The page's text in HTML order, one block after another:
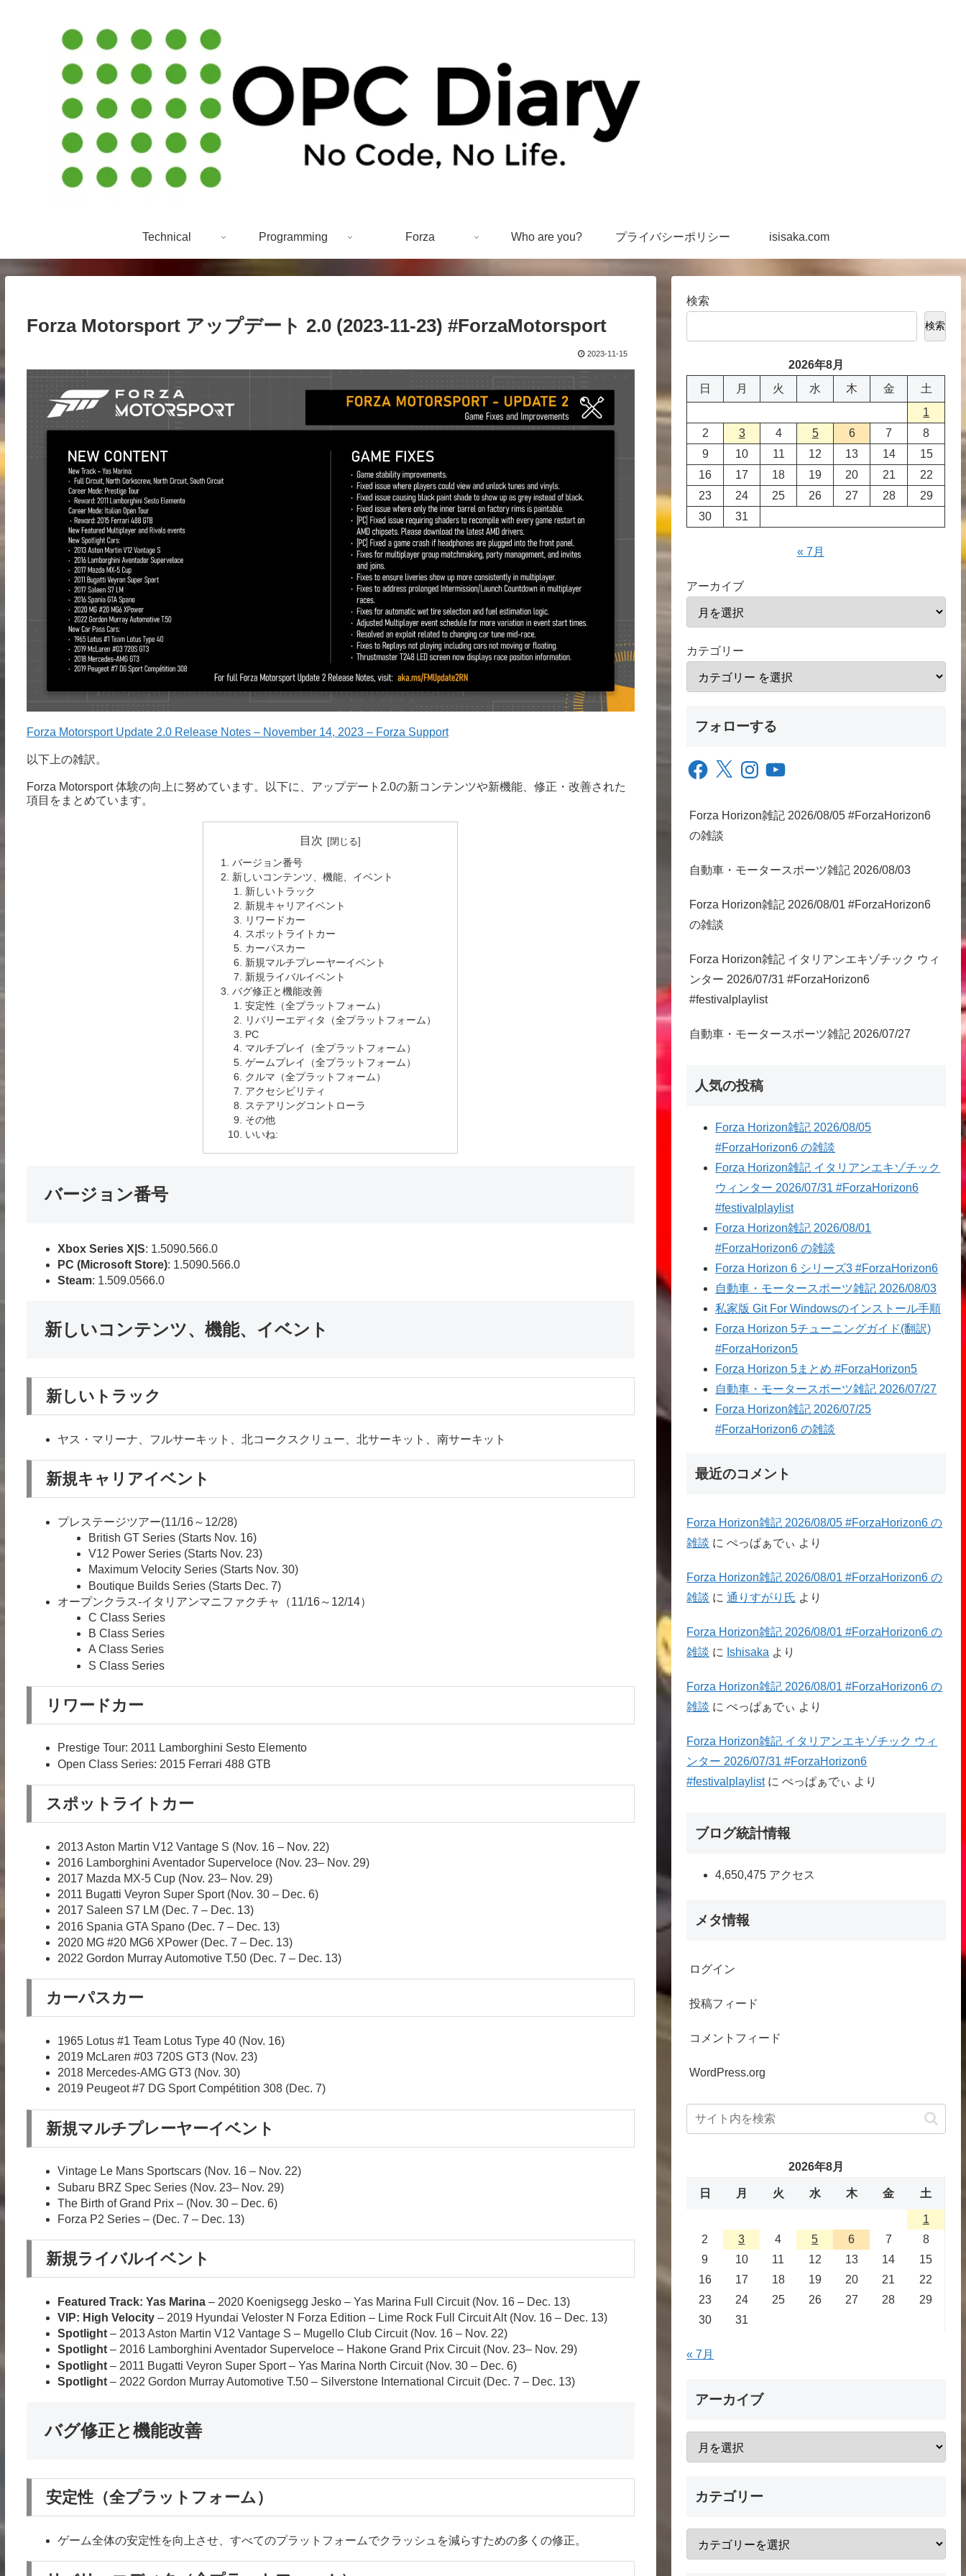
Technical Programming Forza Who are you? プライバシーポリシー isisaka.com
Forza Motorsport アップデート 2.0 (2023-11-23) #ForzaMotorsport
2023-11-15
Forza Motorsport Update 2.0 Release Notes – November 14, 2023 – Forza Support
以下上の雑訳。
Forza Motorsport 体験の向上に努めています。以下に、アップデート2.0の新コンテンツや新機能、修正・改善された
項目をまとめています。
目次
バージョン番号
新しいコンテンツ、機能、イベント
新しいトラック
新規キャリアイベント
リワードカー
スポットライトカー
カーパスカー
新規マルチプレーヤーイベント
新規ライバルイベント
バグ修正と機能改善
安定性（全プラットフォーム）
リバリーエディタ（全プラットフォーム）
PC
マルチプレイ（全プラットフォーム）
ゲームプレイ（全プラットフォーム）
クルマ（全プラットフォーム）
アクセシビリティ
ステアリングコントローラ
その他
いいね:
バージョン番号
Xbox Series X|S: 1.5090.566.0
PC (Microsoft Store): 1.5090.566.0
Steam: 1.509.0566.0
新しいコンテンツ、機能、イベント
新しいトラック
ヤス・マリーナ、フルサーキット、北コークスクリュー、北サーキット、南サーキット
新規キャリアイベント
プレステージツアー(11/16～12/28)
British GT Series (Starts Nov. 16)
V12 Power Series (Starts Nov. 23)
Maximum Velocity Series (Starts Nov. 30)
Boutique Builds Series (Starts Dec. 7)
オープンクラス-イタリアンマニファクチャ（11/16～12/14）
C Class Series
B Class Series
A Class Series
S Class Series
リワードカー
Prestige Tour: 2011 Lamborghini Sesto Elemento
Open Class Series: 2015 Ferrari 488 GTB
スポットライトカー
2013 Aston Martin V12 Vantage S (Nov. 16 – Nov. 22)
2016 Lamborghini Aventador Superveloce (Nov. 23– Nov. 29)
2017 Mazda MX-5 Cup (Nov. 23– Nov. 29)
2011 Bugatti Veyron Super Sport (Nov. 30 – Dec. 6)
2017 Saleen S7 LM (Dec. 7 – Dec. 13)
2016 Spania GTA Spano (Dec. 7 – Dec. 13)
2020 MG #20 MG6 XPower (Dec. 7 – Dec. 13)
2022 Gordon Murray Automotive T.50 (Dec. 7 – Dec. 13)
カーパスカー
1965 Lotus #1 Team Lotus Type 40 (Nov. 16)
2019 McLaren #03 720S GT3 (Nov. 23)
2018 Mercedes-AMG GT3 (Nov. 30)
2019 Peugeot #7 DG Sport Compétition 308 (Dec. 7)
新規マルチプレーヤーイベント
Vintage Le Mans Sportscars (Nov. 16 – Nov. 22)
Subaru BRZ Spec Series (Nov. 23– Nov. 29)
The Birth of Grand Prix – (Nov. 30 – Dec. 6)
Forza P2 Series – (Dec. 7 – Dec. 13)
新規ライバルイベント
Featured Track: Yas Marina– 2020 Koenigsegg Jesko – Yas Marina Full Circuit (Nov. 16 – Dec. 13)
VIP: High Velocity– 2019 Hyundai Veloster N Forza Edition – Lime Rock Full Circuit Alt (Nov. 16 – Dec. 13)
Spotlight – 2013 Aston Martin V12 Vantage S – Mugello Club Circuit (Nov. 16 – Nov. 22)
Spotlight– 2016 Lamborghini Aventador Superveloce – Hakone Grand Prix Circuit (Nov. 23– Nov. 29)
Spotlight– 2011 Bugatti Veyron Super Sport – Yas Marina North Circuit (Nov. 30 – Dec. 6)
Spotlight– 2022 Gordon Murray Automotive T.50 – Silverstone International Circuit (Dec. 7 – Dec. 13)
バグ修正と機能改善
安定性（全プラットフォーム）
ゲーム全体の安定性を向上させ、すべてのプラットフォームでクラッシュを減らすための多くの修正。
検索
検索
2026年8月
日
月 火 水 木 金
土
1
2
3 4 5 6 7
8
9
10 11 12 13 14
15
16
17 18 19 20 21
22
23
24 25 26 27 28
29
30
31
« 7月
アーカイブ
カテゴリー
フォローする
Facebook
X InstagramYouTube
Forza Horizon雑記 2026/08/05 #ForzaHorizon6
の雑談
自動車・モータースポーツ雑記 2026/08/03
Forza Horizon雑記 2026/08/01 #ForzaHorizon6
の雑談
Forza Horizon雑記 イタリアンエキゾチック ウィ
ンター 2026/07/31 #ForzaHorizon6
#festivalplaylist
自動車・モータースポーツ雑記 2026/07/27
人気の投稿
Forza Horizon雑記 2026/08/05
#ForzaHorizon6 の雑談
Forza Horizon雑記 イタリアンエキゾチック
ウィンター 2026/07/31 #ForzaHorizon6
#festivalplaylist
Forza Horizon雑記 2026/08/01
#ForzaHorizon6 の雑談
Forza Horizon 6 シリーズ3 #ForzaHorizon6
自動車・モータースポーツ雑記 2026/08/03
私家版 Git For Windowsのインストール手順
Forza Horizon 5チューニングガイド(翻訳)
#ForzaHorizon5
Forza Horizon 5まとめ #ForzaHorizon5
自動車・モータースポーツ雑記 2026/07/27
Forza Horizon雑記 2026/07/25
#ForzaHorizon6 の雑談
最近のコメント
Forza Horizon雑記 2026/08/05 #ForzaHorizon6 の
雑談 にぺっぱぁでぃ より
Forza Horizon雑記 2026/08/01 #ForzaHorizon6 の
雑談 に通りすがり氏 より
Forza Horizon雑記 2026/08/01 #ForzaHorizon6 の
雑談 に Ishisaka より
Forza Horizon雑記 2026/08/01 #ForzaHorizon6 の
雑談 にぺっぱぁでぃ より
Forza Horizon雑記 イタリアンエキゾチック ウィ
ンター 2026/07/31 #ForzaHorizon6
#festivalplaylistにぺっぱぁでぃ より
ブログ統計情報
4,650,475 アクセス
メタ情報
ログイン
投稿フィード
コメントフィード
WordPress.org
2026年8月
日 月 火 水 木 金 土
1
2
3 4 5 6 7
8
9
10 11 12 13 14
15
16
17 18 19 20 21
22
23
24 25 26 27 28
29
30
31
« 7月
アーカイブ
カテゴリー